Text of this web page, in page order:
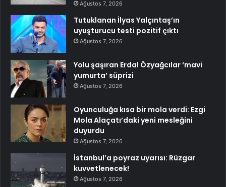
Ağustos 7, 2026
Tutuklanan İlyas Yalçıntaş’ın
uyuşturucu testi pozitif çıktı
Ağustos 7, 2026
Yolu şaşıran Erdal Özyağcılar ‘mavi
yumurta’ süprizi
Ağustos 7, 2026
Oyunculuğa kısa bir mola verdi: Ezgi
Mola Alaçatı’daki yeni mesleğini
duyurdu
Ağustos 7, 2026
İstanbul’a poyraz uyarısı: Rüzgar
kuvvetlenecek!
Ağustos 7, 2026